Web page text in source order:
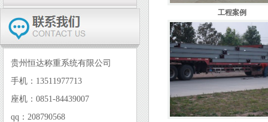
贵州恒达称重系统有限公司
手机：13511977713
座机：0851-84439007
qq：208790568
工程案例